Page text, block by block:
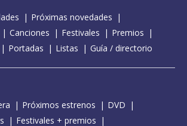
Próximas novedades
Canciones Festivales
Premios
Portadas Listas Guía / directorio
Próximos estrenos
DVD
Festivales + premios